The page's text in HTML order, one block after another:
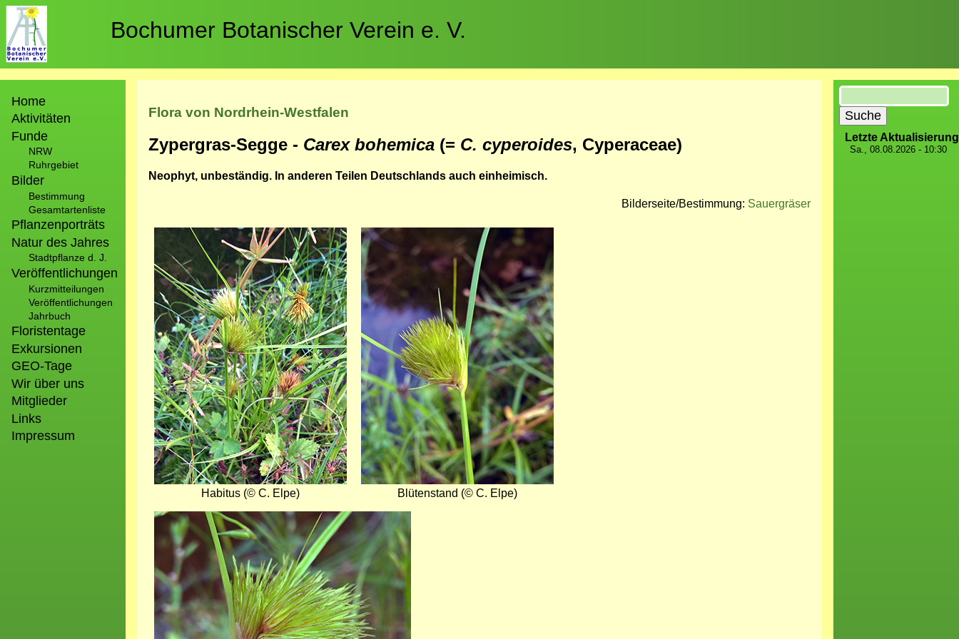
Direkt
zum
Inhalt
Bochumer Botanischer Verein e. V.
Home
Aktivitäten
Funde
NRW
Ruhrgebiet
Bilder
Bestimmung
Gesamtartenliste
Pflanzenporträts
Natur des Jahres
Stadtpflanze d. J.
Veröffentlichungen
Kurzmitteilungen
Veröffentlichungen
Jahrbuch
Floristentage
Exkursionen
GEO-Tage
Wir über uns
Mitglieder
Links
Impressum
Flora von Nordrhein-Westfalen
Zypergras-Segge - Carex bohemica (= C. cyperoides, Cyperaceae)
Neophyt, unbeständig. In anderen Teilen Deutschlands auch einheimisch.
Bilderseite/Bestimmung: Sauergräser
Habitus (© C. Elpe)
Bild
Blütenstand (© C. Elpe)
Bild
Suche
Letzte Aktualisierung
Sa., 08.08.2026 - 10:30